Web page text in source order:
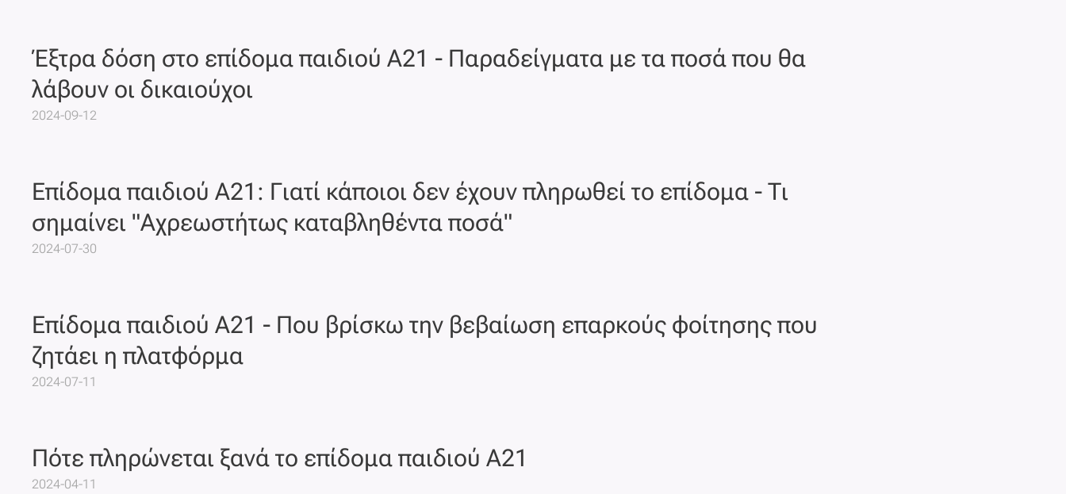
Έξτρα δόση στο επίδομα παιδιού Α21 - Παραδείγματα με τα ποσά που θα
λάβουν οι δικαιούχοι
2024-09-12
Επίδομα παιδιού Α21: Γιατί κάποιοι δεν έχουν πληρωθεί το επίδομα - Τι
σημαίνει "Αχρεωστήτως καταβληθέντα ποσά"
2024-07-30
Επίδομα παιδιού Α21 - Που βρίσκω την βεβαίωση επαρκούς φοίτησης που
ζητάει η πλατφόρμα
2024-07-11
Πότε πληρώνεται ξανά το επίδομα παιδιού Α21
2024-04-11